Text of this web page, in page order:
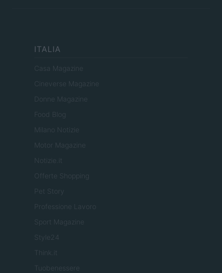
ITALIA
Casa Magazine
Cineverse Magazine
Donne Magazine
Food Blog
Milano Notizie
Motor Magazine
Notizie.it
Offerte Shopping
Pet Story
Professione Lavoro
Sport Magazine
Style24
Think.it
Tuobenessere